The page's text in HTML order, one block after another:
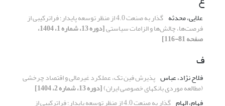
علایی، محدثه گذار به صنعت 4.0 از منظر توسعه پایدار؛ فراترکیبی از
فرصت‌ها، چالش‌ها و الزامات سیاستی [دوره 13، شماره 1، 1404،
صفحه 81-116]
ف
فلاح نژاد، عباس پذیرش فین ‎تک، عملکرد غیرمالی و اقتصاد چرخشی
(مطالعه موردی بانک‎های خصوصی ایران)
[دوره 13، شماره 2، 1404]
فهام، الهام
گذار به صنعت 4.0 از منظر توسعه پایدار؛ فراترکیبی از